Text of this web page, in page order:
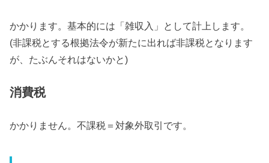
かかります。基本的には「雑収入」として計上します。
(非課税とする根拠法令が新たに出れば非課税となります
が、たぶんそれはないかと)
消費税
かかりません。不課税＝対象外取引です。